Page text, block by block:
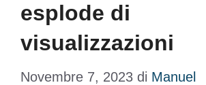
esplode di
visualizzazioni
Novembre 7, 2023 di Manuel